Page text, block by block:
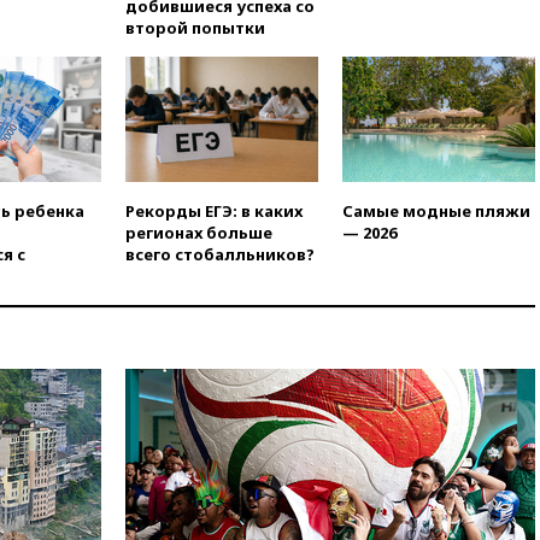
отмыванием денег, достигло
В Подмосковье
женщина и трехлетний
ребенок погибли при падении
из окна
В России с 1 сентября
общественный транспорт
12:15
восстановили обмен
разведданными с Украиной
11:58Великобритания
расширила санкции против
России
11:37 В Ярославской области
добившиеся успеха со
второй попытки
ребенка
с
Рекорды ЕГЭ: в каких
регионах больше
всего стобалльников?
Самые модные пляжи
— 2026